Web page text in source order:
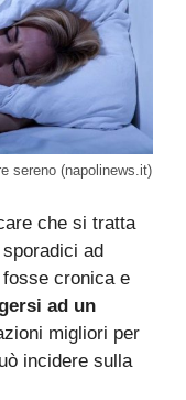
sereno (napolinews.it)
che si tratta
ad
cronica e
ad un
migliori per
incidere sulla